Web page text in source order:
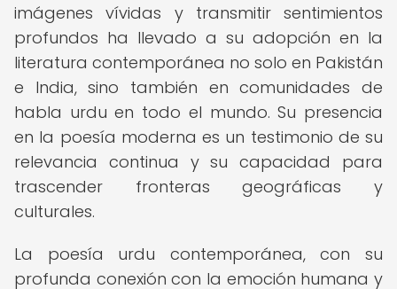
imágenes vívidas y transmitir sentimientos
profundos ha llevado a su adopción en la
literatura contemporánea no solo en Pakistán
e India, sino también en comunidades de
habla urdu en todo el mundo. Su presencia
en la poesía moderna es un testimonio de su
relevancia continua y su capacidad para
trascender fronteras geográficas y
culturales.
La poesía urdu contemporánea, con su
profunda conexión con la emoción humana y